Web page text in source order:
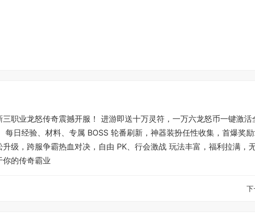
职业龙怒传奇震撼开服！ 进游即送十万灵符，一万六龙怒币一键激活
每日经验、材料、专属 BOSS 轮番刷新，神器装扮任性收集，首爆奖励
级，跨服争霸热血对决，自由 PK、行会激战 玩法丰富，福利拉满，
的传奇霸业
下